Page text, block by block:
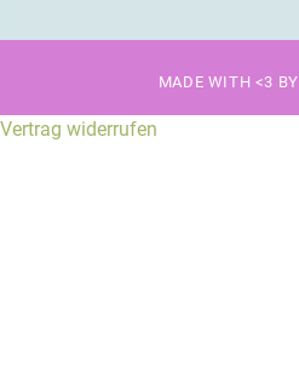
MADE WITH <3 BY
Vertrag widerrufen